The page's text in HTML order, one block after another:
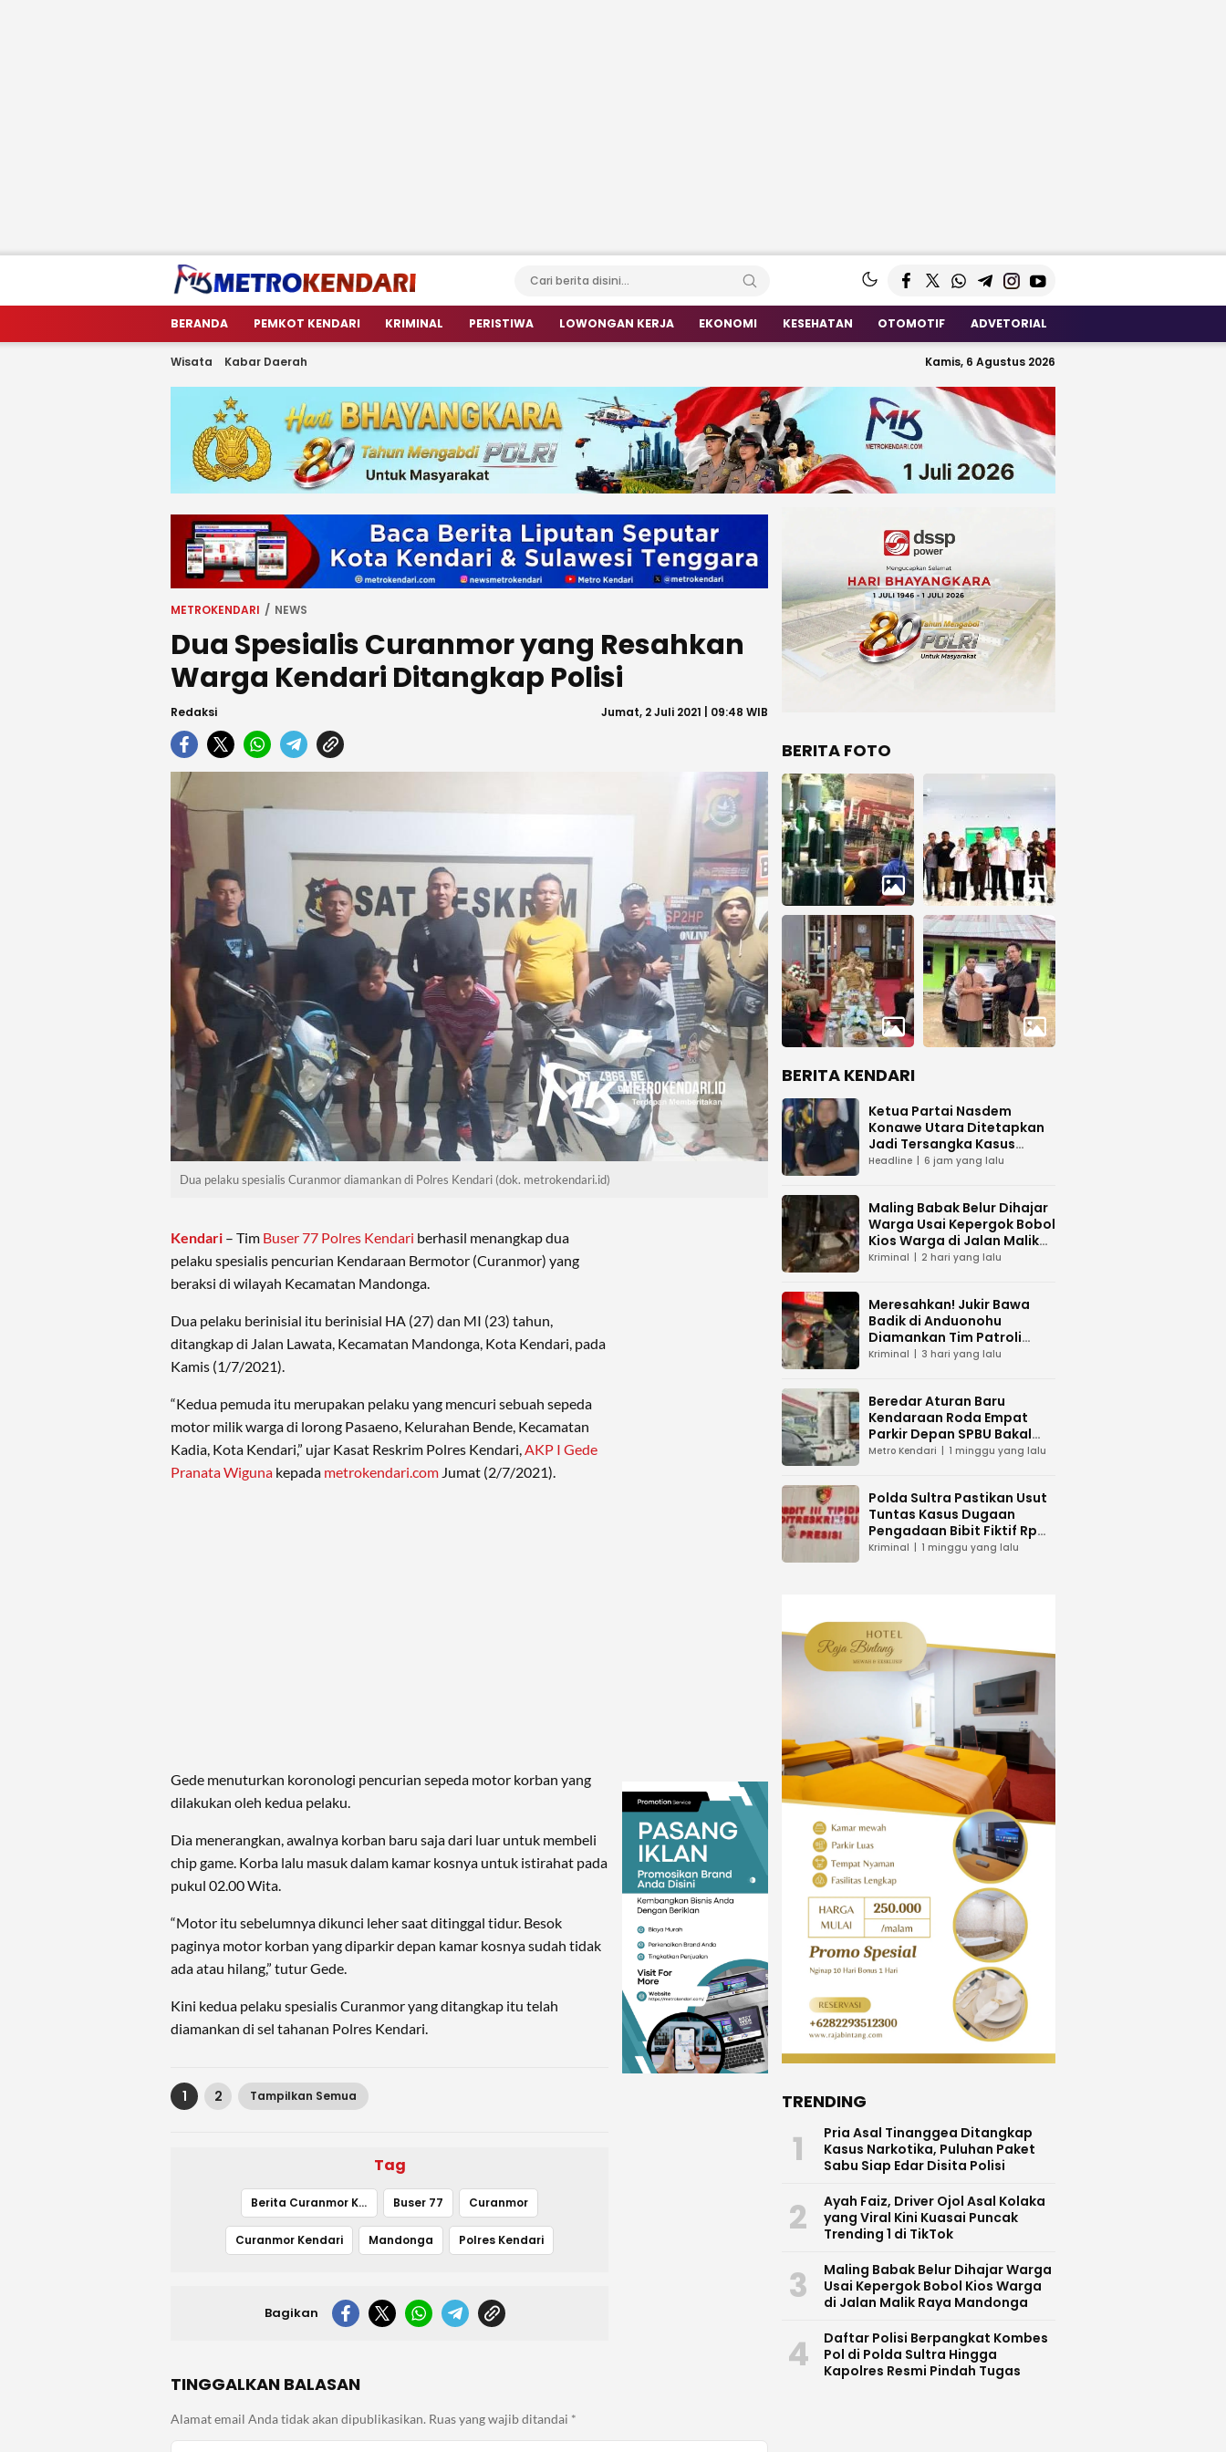
metrokendari
Berita Terkini Sulawesi Tenggara
BERANDA PEMKOT KENDARI KRIMINAL PERISTIWA LOWONGAN KERJA EKONOMI KESEHATAN OTOMOTIF ADVETORIAL
Wisata Kabar Daerah Kamis, 6 Agustus 2026
METROKENDARI NEWS
Dua Spesialis Curanmor yang Resahkan
Warga Kendari Ditangkap Polisi
Redaksi Jumat, 2 Juli 2021 | 09:48 WIB
Dua pelaku spesialis Curanmor diamankan di Polres Kendari (dok. metrokendari.id)
Kendari – Tim Buser 77 Polres Kendari berhasil menangkap dua
pelaku spesialis pencurian Kendaraan Bermotor (Curanmor) yang
beraksi di wilayah Kecamatan Mandonga.
Dua pelaku berinisial itu berinisial HA (27) dan MI (23) tahun,
ditangkap di Jalan Lawata, Kecamatan Mandonga, Kota Kendari, pada
Kamis (1/7/2021).
“Kedua pemuda itu merupakan pelaku yang mencuri sebuah sepeda
motor milik warga di lorong Pasaeno, Kelurahan Bende, Kecamatan
Kadia, Kota Kendari,” ujar Kasat Reskrim Polres Kendari,AKP I Gede
Pranata Wiguna kepada metrokendari.com Jumat (2/7/2021).
Gede menuturkan koronologi pencurian sepeda motor korban yang
dilakukan oleh kedua pelaku.
Dia menerangkan, awalnya korban baru saja dari luar untuk membeli
chip game. Korba lalu masuk dalam kamar kosnya untuk istirahat pada
pukul 02.00 Wita.
“Motor itu sebelumnya dikunci leher saat ditinggal tidur. Besok
paginya motor korban yang diparkir depan kamar kosnya sudah tidak
ada atau hilang,” tutur Gede.
Kini kedua pelaku spesialis Curanmor yang ditangkap itu telah
diamankan di sel tahanan Polres Kendari.
1 2 Tampilkan Semua
Tag
Berita Curanmor Kendari Hari Ini Buser 77 Curanmor
Curanmor Kendari Mandonga Polres Kendari
Bagikan
TINGGALKAN BALASAN
Alamat email Anda tidak akan dipublikasikan. Ruas yang wajib ditandai *
BERITA FOTO
BERITA KENDARI
Ketua Partai Nasdem
Konawe Utara Ditetapkan
Jadi Tersangka Kasus
Dugaan Penipuan
Headline 6 jam yang lalu
Maling Babak Belur Dihajar
Warga Usai Kepergok Bobol
Kios Warga di Jalan Malik
Raya Mandonga
Kriminal 2 hari yang lalu
Meresahkan! Jukir Bawa
Badik di Anduonohu
Diamankan Tim Patroli
Polresta Kendari
Kriminal 3 hari yang lalu
Beredar Aturan Baru
Kendaraan Roda Empat
Parkir Depan SPBU Bakal
Dikenakan Pungutan Karcis
Metro Kendari 1 minggu yang lalu
Polda Sultra Pastikan Usut
Tuntas Kasus Dugaan
Pengadaan Bibit Fiktif Rp
26 Miliar
Kriminal 1 minggu yang lalu
TRENDING
1
Pria Asal Tinanggea Ditangkap
Kasus Narkotika, Puluhan Paket
Sabu Siap Edar Disita Polisi
2
Ayah Faiz, Driver Ojol Asal Kolaka
yang Viral Kini Kuasai Puncak
Trending 1 di TikTok
3
Maling Babak Belur Dihajar Warga
Usai Kepergok Bobol Kios Warga
di Jalan Malik Raya Mandonga
4
Daftar Polisi Berpangkat Kombes
Pol di Polda Sultra Hingga
Kapolres Resmi Pindah Tugas